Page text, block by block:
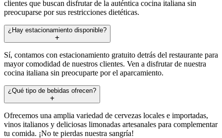
clientes que buscan disfrutar de la auténtica cocina italiana sin
preocuparse por sus restricciones dietéticas.
¿Hay estacionamiento disponible?
Sí, contamos con estacionamiento gratuito detrás del restaurante para
mayor comodidad de nuestros clientes. Ven a disfrutar de nuestra
cocina italiana sin preocuparte por el aparcamiento.
¿Qué tipo de bebidas ofrecen?
Ofrecemos una amplia variedad de cervezas locales e importadas,
vinos italianos y deliciosas limonadas artesanales para complementar
tu comida. ¡No te pierdas nuestra sangría!